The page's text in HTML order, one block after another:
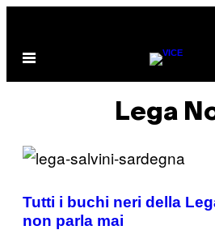
contenuto
Apri
menu
Lega
Tutti i buchi neri della
non parla mai